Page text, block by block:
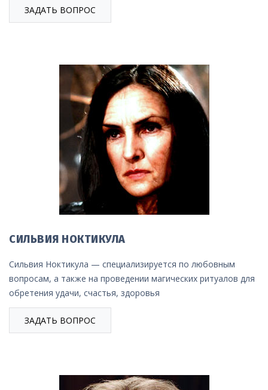
ЗАДАТЬ ВОПРОС
СИЛЬВИЯ НОКТИКУЛА
Сильвия Ноктикула — специализируется по любовным
вопросам, а также на проведении магических ритуалов для
обретения удачи, счастья, здоровья
ЗАДАТЬ ВОПРОС